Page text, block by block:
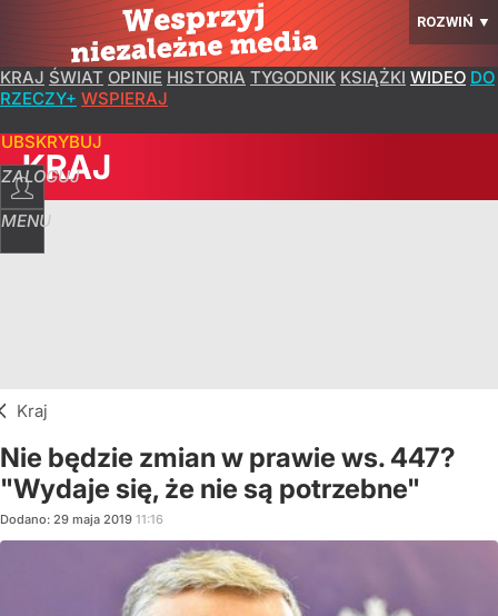
ROZWIŃ ▼
KRAJ ŚWIAT OPINIE HISTORIA TYGODNIK KSIĄŻKI WIDEO DO
RZECZY+ WSPIERAJ
ZALOGUJ
MENU
KRAJ
Kraj
Nie będzie zmian w prawie ws. 447?
"Wydaje się, że nie są potrzebne"
Dodano: 29 maja 2019 11:16